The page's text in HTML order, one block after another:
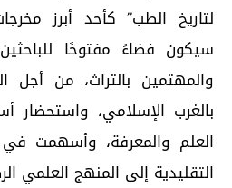
لتاريخ الطب” كأحد أبرز
سيكون فضاءً مفتوحًا للباحثين
والمهتمين بالتراث، من
بالغرب الإسلامي،
العلم والمعرفة، وأسهمت
التقليدية إلى المنهج العلمي